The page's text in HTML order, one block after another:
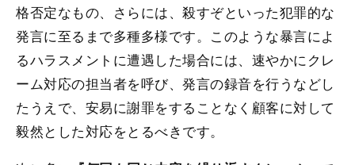
格否定なもの、さらには、殺すぞといった犯罪的な
発言に至るまで多種多様です。このような暴言によ
るハラスメントに遭遇した場合には、速やかにクレ
ーム対応の担当者を呼び、発言の録音を行うなどし
たうえで、安易に謝罪をすることなく顧客に対して
毅然とした対応をとるべきです。